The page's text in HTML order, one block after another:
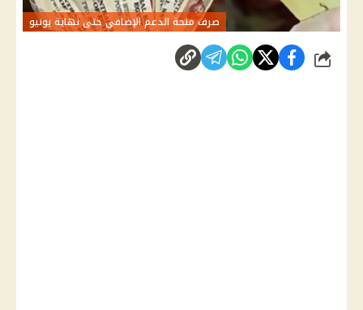
صرف منحة الدعم الإضافي حتى نهاية يونيو
شارك